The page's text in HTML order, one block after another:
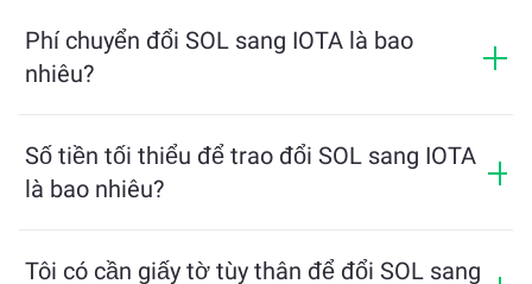
tính toán số lượng IOTA ước tính mà bạn sẽ nhận
được. Sau đó, làm theo các bước để hoàn tất giao
Phí chuyển đổi SOL sang IOTA là bao
nhiêu?
thanh khoản và điều kiện thị trường. ChangeNOW
cung cấp tỷ lệ cạnh tranh mà không có phí ẩn, và số
Số tiền tối thiểu để trao đổi SOL sang IOTA
là bao nhiêu?
khoản. Nền tảng sẽ tự động tính toán số tiền tối thiểu
Tôi có cần giấy tờ tùy thân để đổi SOL sang